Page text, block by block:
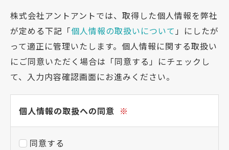
株式会社アントアントでは、取得した個人情報を弊社
が定める下記「個人情報の取扱いについて 」にしたが
って適正に管理いたします。個人情報に関する取扱い
にご同意いただく場合は「同意する」にチェックし
て、入力内容確認画面にお進みください。
個人情報の取扱への同意 ※
同意する